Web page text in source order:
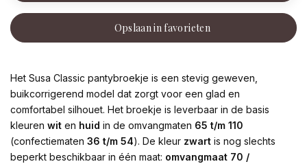
Opslaan in favorieten
Het Susa Classic pantybroekje is een stevig geweven,
buikcorrigerend model dat zorgt voor een glad en
comfortabel silhouet. Het broekje is leverbaar in de basis
kleuren wit en huid in de omvangmaten 65 t/m 110
(confectiematen 36 t/m 54). De kleur zwart is nog slechts
beperkt beschikbaar in één maat: omvangmaat 70 /